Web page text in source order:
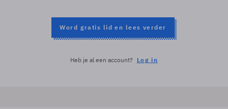
Word gratis lid en lees verder
Heb je al een account? Log in